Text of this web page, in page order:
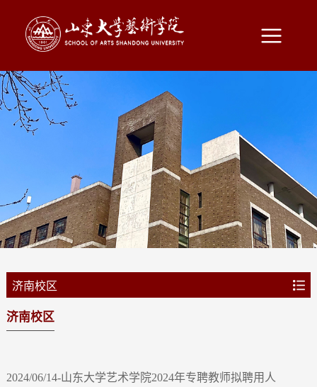
济南校区
济南校区
2024/06/14-山东大学艺术学院2024年专聘教师拟聘用人